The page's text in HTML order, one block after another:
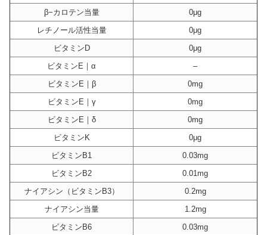
β−カロテン当量
0μg
レチノール活性当量
0μg
ビタミンD
0μg
ビタミンE｜α
–
ビタミンE｜β
0mg
ビタミンE｜γ
0mg
ビタミンE｜δ
0mg
ビタミンK
0μg
ビタミンB1
0.03mg
ビタミンB2
0.01mg
ナイアシン（ビタミンB3）
0.2mg
ナイアシン当量
1.2mg
ビタミンB6
0.03mg